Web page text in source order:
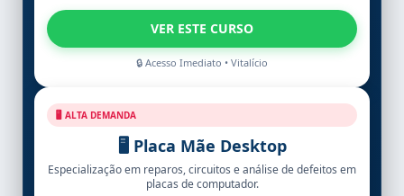
VER ESTE CURSO
🔒 Acesso Imediato • Vitalício
🖥️ ALTA DEMANDA
🖥️ Placa Mãe Desktop
Especialização em reparos, circuitos e análise de defeitos em
placas de computador.